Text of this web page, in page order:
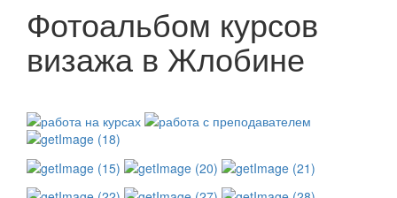
Фотоальбом курсов
визажа в Жлобине